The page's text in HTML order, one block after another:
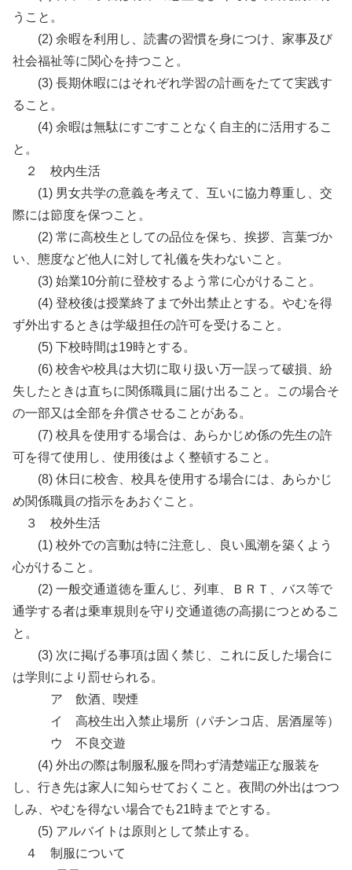
うこと。
(2) 余暇を利用し、読書の習慣を身につけ、家事及び
社会福祉等に関心を持つこと。
(3) 長期休暇にはそれぞれ学習の計画をたてて実践す
ること。
(4) 余暇は無駄にすごすことなく自主的に活用するこ
と。
２ 校内生活
(1) 男女共学の意義を考えて、互いに協力尊重し、交
際には節度を保つこと。
(2) 常に高校生としての品位を保ち、挨拶、言葉づか
い、態度など他人に対して礼儀を失わないこと。
(3) 始業10分前に登校するよう常に心がけること。
(4) 登校後は授業終了まで外出禁止とする。やむを得
ず外出するときは学級担任の許可を受けること。
(5) 下校時間は19時とする。
(6) 校舎や校具は大切に取り扱い万一誤って破損、紛
失したときは直ちに関係職員に届け出ること。この場合そ
の一部又は全部を弁償させることがある。
(7) 校具を使用する場合は、あらかじめ係の先生の許
可を得て使用し、使用後はよく整頓すること。
(8) 休日に校舎、校具を使用する場合には、あらかじ
め関係職員の指示をあおぐこと。
３ 校外生活
(1) 校外での言動は特に注意し、良い風潮を築くよう
心がけること。
(2) 一般交通道徳を重んじ、列車、ＢＲＴ、バス等で
通学する者は乗車規則を守り交通道徳の高揚につとめるこ
と。
(3) 次に掲げる事項は固く禁じ、これに反した場合に
は学則により罰せられる。
ア 飲酒、喫煙
イ 高校生出入禁止場所（パチンコ店、居酒屋等）
ウ 不良交遊
(4) 外出の際は制服私服を問わず清楚端正な服装を
し、行き先は家人に知らせておくこと。夜間の外出はつつ
しみ、やむを得ない場合でも21時までとする。
(5) アルバイトは原則として禁止する。
４ 制服について